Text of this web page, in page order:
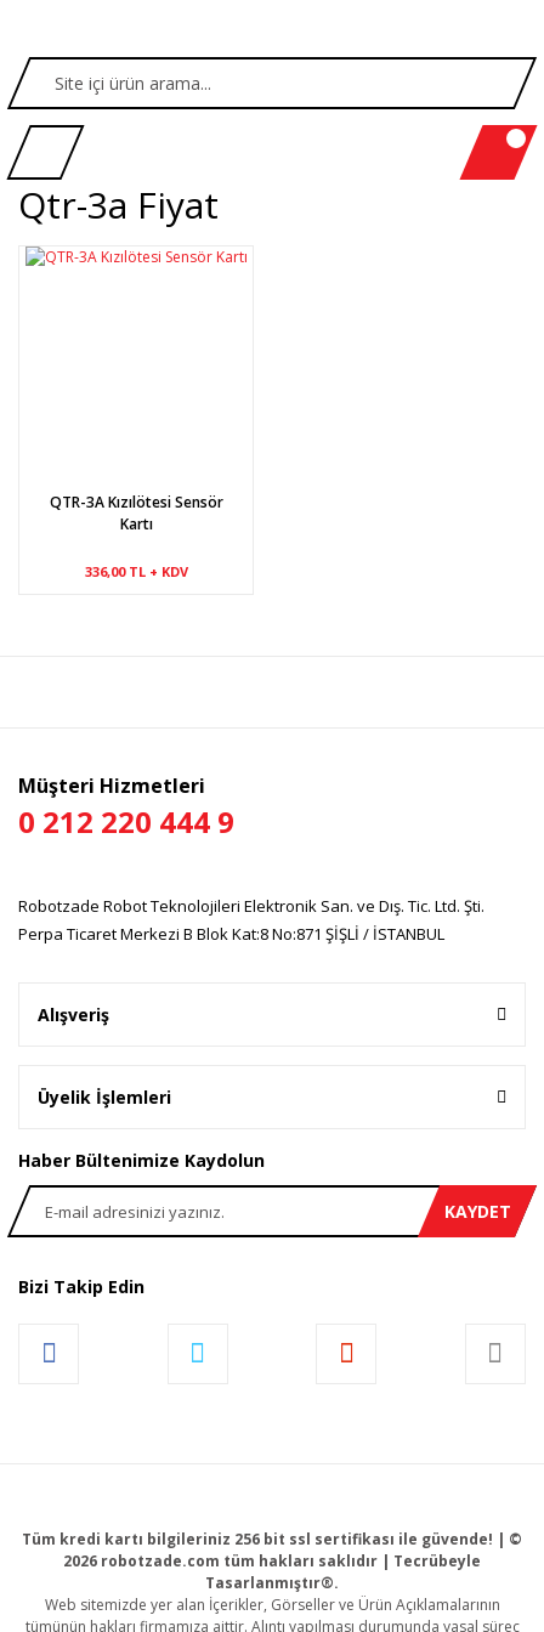
Qtr-3a Fiyat
QTR-3A Kızılötesi Sensör
Kartı
336,00 TL + KDV
Müşteri Hizmetleri
0 212 220 444 9
Robotzade Robot Teknolojileri Elektronik San. ve Dış. Tic. Ltd. Şti.
Perpa Ticaret Merkezi B Blok Kat:8 No:871 ŞİŞLİ / İSTANBUL
Alışveriş
Üyelik İşlemleri
Haber Bültenimize Kaydolun
KAYDET
Bizi Takip Edin
Tüm kredi kartı bilgileriniz 256 bit ssl sertifikası ile güvende! | ©
2026 robotzade.com tüm hakları saklıdır | Tecrübeyle
Tasarlanmıştır®.
Web sitemizde yer alan İçerikler, Görseller ve Ürün Açıklamalarının
tümünün hakları firmamıza aittir. Alıntı yapılması durumunda yasal süreç